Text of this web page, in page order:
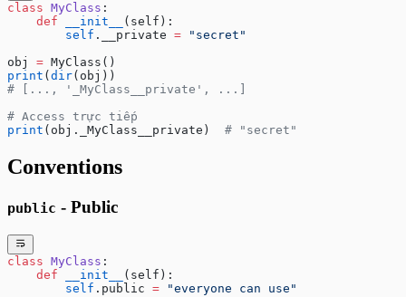
class MyClass :
    def
__init__
(self):
        self
.__private = "secret"
obj = MyClass()
print ( dir(obj))
# [..., '_MyClass__private', ...]
# Access trực tiếp
print (obj._MyClass__private) # "secret"
Conventions
public - Public
class MyClass :
    def
__init__
(self):
        self
.public = "everyone can use"